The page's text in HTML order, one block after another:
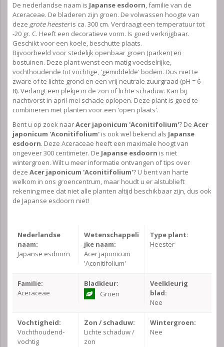
De nederlandse naam is Japanse esdoorn, familie van de
Aceraceae. De bladeren zijn groen. De volwassen hoogte van
deze grote heesteris ca. 300 cm. Verdraagt een temperatuur tot
-20 gr. C. Heeft een decoratieve vorm. Is goed verkrijgbaar.
Geschikt voor een koele, beschutte plaats.
Bijvoorbeeld voor stedelijk openbaar groen (parken) en
bostuinen. Deze plant wenst een matig voedselrijke,
vochthoudende tot vochtige, 'gemiddelde' bodem. Dus niet te
zware of te lichte grond en een vrij neutrale zuurgraad (pH = 6 -
8). Verlangt een plekje in de zon of lichte schaduw. Kan bij
nachtvorst in april-mei schade oplopen. Deze plant is goed te
combineren met planten voor een 'open plaats'.
Bent u op zoek naarAcer japonicum 'Aconitifolium'? De Acer
japonicum 'Aconitifolium' is ook wel bekend als Japanse
esdoorn. Deze Aceraceae heeft een maximale hoogt van
ongeveer 300 centimeter. De Japanse esdoorn is niet
wintergroen. Wilt u meer informatie ontvangen of tips over
deze Acer japonicum 'Aconitifolium'? U bent van harte
welkom in ons groencentrum, maar houdt u er alstublieft
rekening mee dat niet alle planten altijd beschikbaar zijn, dus ook
de Japanse esdoorn niet!
Nederlandse
naam:
Japanse esdoorn
Wetenschappeli
jke naam:
Acer japonicum
'Aconitifolium'
Type plant:
Heester
Familie:
Aceraceae
Bladkleur:
Groen
Veelkleurig
blad:
Nee
Vochtigheid:
Vochthoudend-
vochtig
Zon / schaduw:
Lichte schaduw /
zon
Wintergroen:
Nee